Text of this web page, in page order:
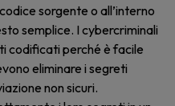
sorgente o all’interno
semplice. I cybercriminali
codificati perché è facile
eliminare i segreti
non sicuri.